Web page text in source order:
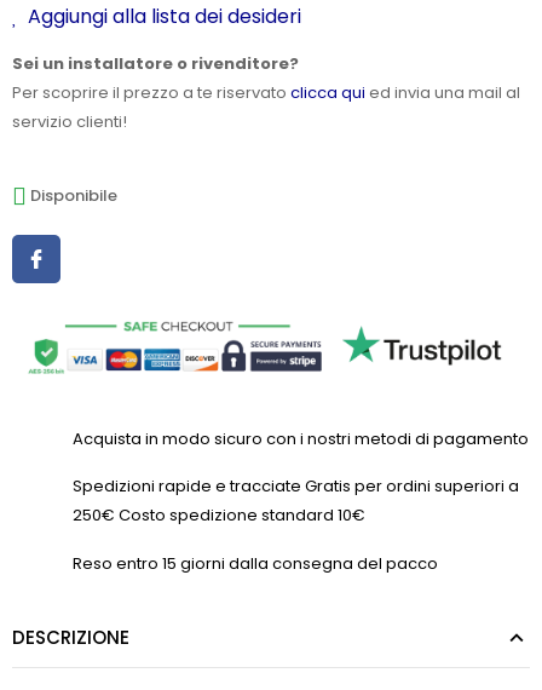
Aggiungi alla lista dei desideri
Sei un installatore o rivenditore?
Per scoprire il prezzo a te riservato clicca qui ed invia una mail al
servizio clienti!
Disponibile
Acquista in modo sicuro con i nostri metodi di pagamento
Spedizioni rapide e tracciate Gratis per ordini superiori a
250€ Costo spedizione standard 10€
Reso entro 15 giorni dalla consegna del pacco
DESCRIZIONE